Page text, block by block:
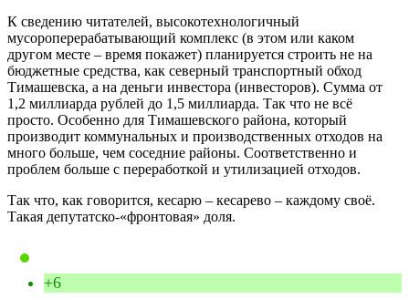
К сведению читателей, высокотехнологичный
мусороперерабатывающий комплекс (в этом или каком
другом месте – время покажет) планируется строить не на
бюджетные средства, как северный транспортный обход
Тимашевска, а на деньги инвестора (инвесторов). Сумма от
1,2 миллиарда рублей до 1,5 миллиарда. Так что не всё
просто. Особенно для Тимашевского района, который
производит коммунальных и производственных отходов на
много больше, чем соседние районы. Соответственно и
проблем больше с переработкой и утилизацией отходов.
Так что, как говорится, кесарю – кесарево – каждому своё.
Такая депутатско-«фронтовая» доля.
+6